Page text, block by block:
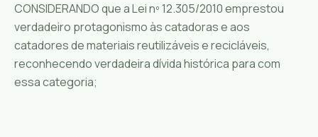
CONSIDERANDO que a Lei nº 12.305/2010 emprestou
verdadeiro protagonismo às catadoras e aos
catadores de materiais reutilizáveis e recicláveis,
reconhecendo verdadeira dívida histórica para com
essa categoria;